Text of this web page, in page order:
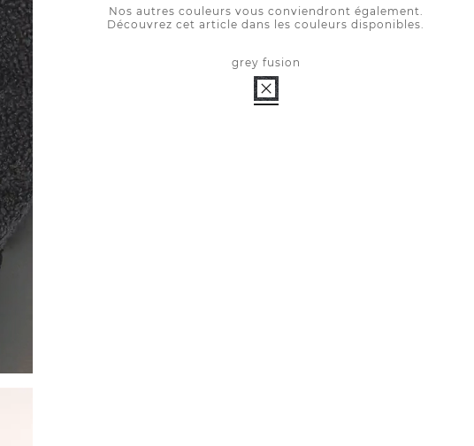
Nos autres couleurs vous conviendront également.
Découvrez cet article dans les couleurs disponibles.
grey fusion